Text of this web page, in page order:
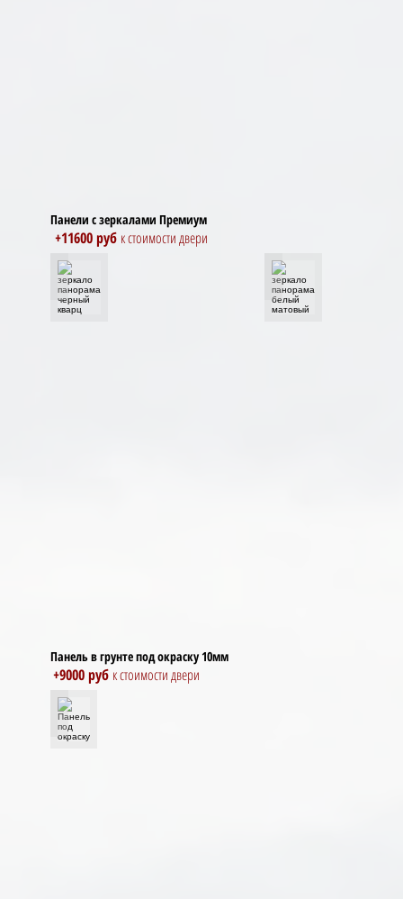
Панели с зеркалами Премиум
+11600 руб к стоимости двери
зеркало панорама черный кварц
зеркало
зеркало панорама
Панель в грунте под окраску 10мм
+9000 руб к стоимости двери
Панель под окраску